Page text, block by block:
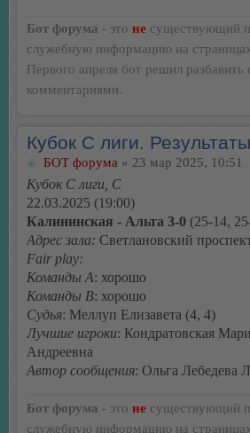
Бот форума - это не существующий
служебную информацию на
Первого апреля бот решил
комментариями.
Кубок С лиги.
БОТ форума » 23 мар 2025, 10:51
Кубок С лиги, C
22.03.2025 (19:00)
Калининская - Альта 3-0 (25-14,
Адрес зала: Светлановский
Fair play:
Команды А: хорошо
Команды В: хорошо
Судья: Меллуп Елизавета (4, 4)
Лучшие игроки: Кондратовская
Андреевна
Автор сообщения: Ольга Лебедева
Бот форума - это не существующий
служебную информацию на